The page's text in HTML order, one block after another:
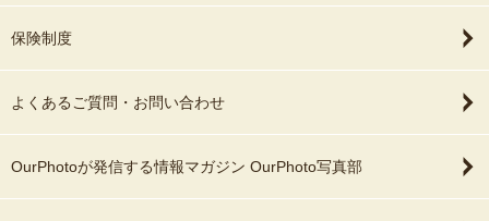
保険制度
よくあるご質問・お問い合わせ
OurPhotoが発信する情報マガジン OurPhoto写真部